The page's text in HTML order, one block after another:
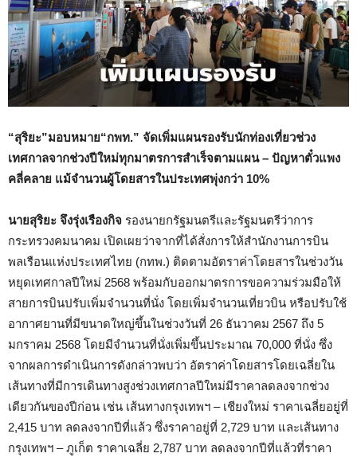
“สุริยะ”มอบหมาย“กพท.” จัดเพิ่มแผนรองรับนักท่องเที่ยวช่วง
เทศกาลจากช่วงปีใหม่ทุกมาตรการสำเร็จตามแผน – ปัญหาตั๋วแพง
คลี่คลาย แม้จำนวนผู้โดยสารในประเทศพุ่งกว่า 10%
นายสุริยะ จึงรุ่งเรืองกิจ รองนายกรัฐมนตรีและรัฐมนตรีว่าการ
กระทรวงคมนาคม เปิดเผยว่าจากที่ได้สั่งการให้สำนักงานการบิน
พลเรือนแห่งประเทศไทย (กทพ.) ติดตามอัตราค่าโดยสารในช่วงวัน
หยุดเทศกาลปีใหม่ 2568 พร้อมกับออกมาตรการขอความร่วมมือให้
สายการบินปรับเพิ่มจำนวนที่นั่ง โดยเพิ่มจำนวนเที่ยวบิน หรือปรับใช้
อากาศยานที่มีขนาดใหญ่ขึ้นในช่วงวันที่ 26 ธันวาคม 2567 ถึง 5
มกราคม 2568 โดยมีจำนวนที่นั่งเพิ่มขึ้นประมาณ 70,000 ที่นั่ง ซึ่ง
จากผลการดำเนินการดังกล่าวพบว่า อัตราค่าโดยสารโดยเฉลี่ยใน
เส้นทางที่มีการเดินทางสูงช่วงเทศกาลปีใหม่มีราคาลดลงจากช่วง
เดียวกันของปีก่อน เช่น เส้นทางกรุงเทพฯ – เชียงใหม่ ราคาเฉลี่ยอยู่ที่
2,415 บาท ลดลงจากปีที่แล้ว ซึ่งราคาอยู่ที่ 2,729 บาท และเส้นทาง
กรุงเทพฯ – ภูเก็ต ราคาเฉลี่ย 2,787 บาท ลดลงจากปีที่แล้วที่ราคา